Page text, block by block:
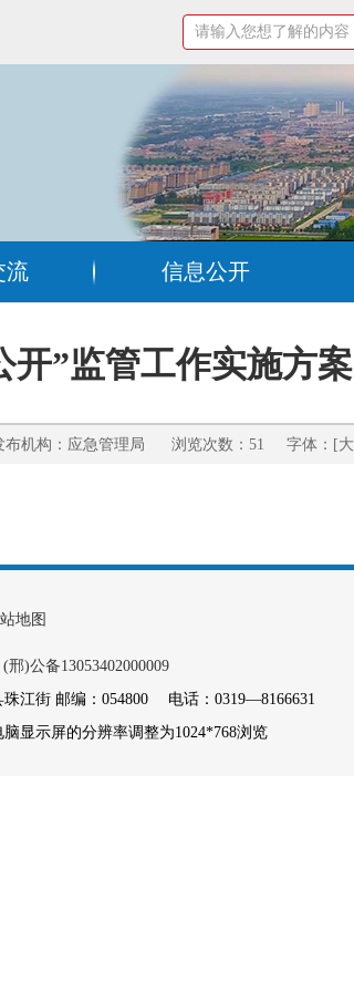
流 信息公开
开”监管工作实施方案
机构：应急管理局 浏览次数：51 字体：[大
地图
(邢)公备13053402000009
江街 邮编：054800 电话：0319—8166631
脑显示屏的分辨率调整为1024*768浏览